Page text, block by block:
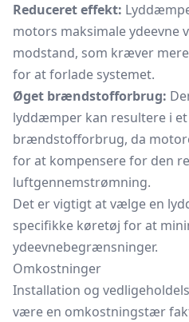
Reduceret effekt:
motors maksimale ydeevne
modstand, som kræver
for at forlade systemet.
Øget brændstofforbrug:
lyddæmper kan resultere i
brændstofforbrug, da
for at kompensere for den
luftgennemstrømning.
Det er vigtigt at vælge en
specifikke køretøj for at
ydeevnebegrænsninger.
Omkostninger
Installation og
være en omkostningstær